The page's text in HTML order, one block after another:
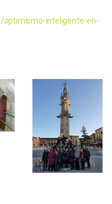
optimismo-inteligente-en-